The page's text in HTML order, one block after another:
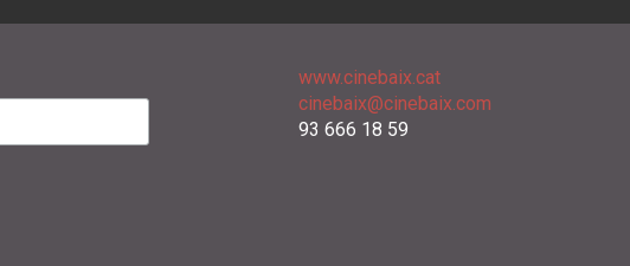
www.cinebaix.cat
cinebaix@cinebaix.com
93 666 18 59